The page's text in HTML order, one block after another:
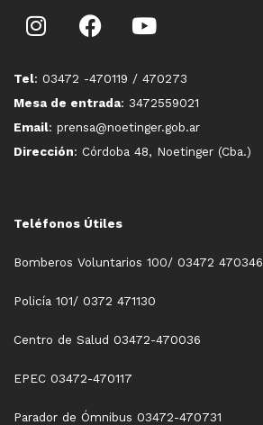
Tel: 03472 -470119 / 470273
Mesa de entrada: 3472559021
Email: prensa@noetinger.gob.ar
Dirección: Córdoba 48, Noetinger (Cba.)
Teléfonos Útiles
Bomberos Voluntarios 100/ 03472 470346
Policía 101/ 0372 471130
Centro de Salud 03472-470036
EPEC 03472-470117
Parador de Ómnibus 03472-470731